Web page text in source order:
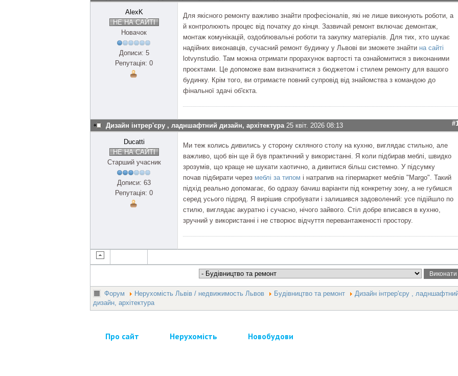
AlexK
НЕ НА САЙТІ
Новачок
Дописи: 5
Репутація: 0
Для якісного ремонту важливо знайти професіоналів, які не лише виконують роботи, а
й контролюють процес від початку до кінця. Зазвичай ремонт включає демонтаж,
монтаж комунікацій, оздоблювальні роботи та закупку матеріалів. Для тих, хто шукає
надійних виконавців, сучасний ремонт будинку у Львові ви зможете знайти на сайті
lotvynstudio. Там можна отримати прорахунок вартості та ознайомитися з виконаними
проєктами. Це допоможе вам визначитися з бюджетом і стилем ремонту для вашого
будинку. Крім того, ви отримаєте повний супровід від знайомства з командою до
фінальної здачі об'єкта.
Дизайн інтрер'єру , ладншафтний дизайн, архітектура 25 квіт. 2026 08:13
Ducatti
НЕ НА САЙТІ
Старший учасник
Дописи: 63
Репутація: 0
Ми теж колись дивились у сторону скляного столу на кухню, виглядає стильно, але
важливо, щоб він ще й був практичний у використанні. Я коли підбирав меблі, швидко
зрозумів, що краще не шукати хаотично, а дивитися більш системно. У підсумку
почав підбирати через меблі за типом і натрапив на гіпермаркет меблів "Margo". Такий
підхід реально допомагає, бо одразу бачиш варіанти під конкретну зону, а не губишся
серед усього підряд. Я вирішив спробувати і залишився задоволений: усе підійшло по
стилю, виглядає акуратно і сучасно, нічого зайвого. Стіл добре вписався в кухню,
зручний у використанні і не створює відчуття перевантаженості простору.
Форум Нерухомість Львів / недвижимость Львов Будівництво та ремонт
Дизайн інтрер'єру ,
дизайн, архітектура
Про сайт Нерухомість Новобудови